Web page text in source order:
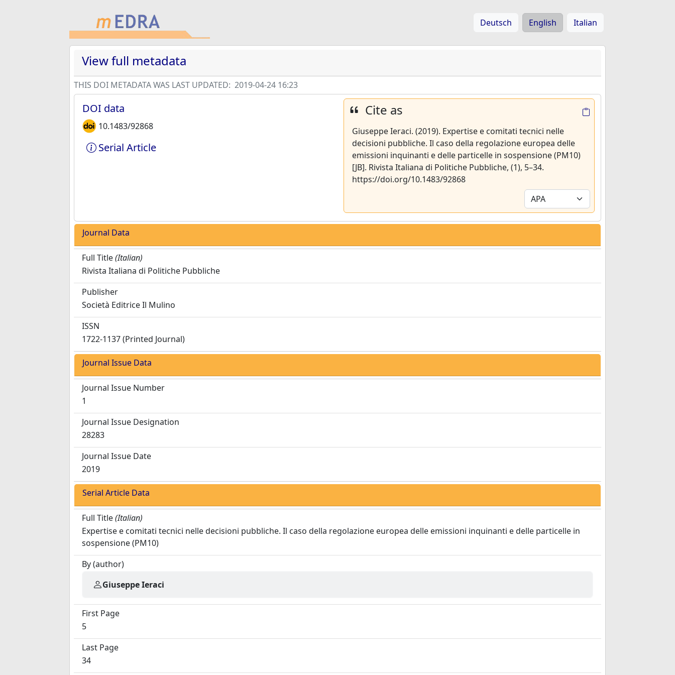
Deutsch English Italian
View full metadata
THIS DOI METADATA WAS LAST UPDATED: 2019-04-24 16:23
DOI data
10.1483/92868
Serial Article
Cite as
Giuseppe Ieraci. (2019). Expertise e comitati tecnici nelle
decisioni pubbliche. Il caso della regolazione europea delle
emissioni inquinanti e delle particelle in sospensione (PM10)
[JB]. Rivista Italiana di Politiche Pubbliche, (1), 5–34.
https://doi.org/10.1483/92868
Journal Data
Full Title(Italian)
Rivista Italiana di Politiche Pubbliche
Publisher
Società Editrice Il Mulino
ISSN
1722-1137 (Printed Journal)
Journal Issue Data
Journal Issue Number
1
Journal Issue Designation
28283
Journal Issue Date
2019
Serial Article Data
Full Title(Italian)
Expertise e comitati tecnici nelle decisioni pubbliche. Il caso della regolazione europea delle emissioni inquinanti e delle particelle in
sospensione (PM10)
By (author)
Giuseppe Ieraci
First Page
5
Last Page
34